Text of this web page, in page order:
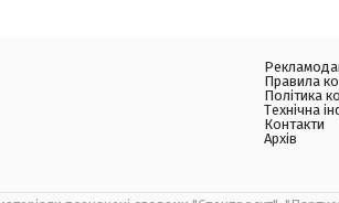
Правила
Політика
Технічна
Контакти
Архів